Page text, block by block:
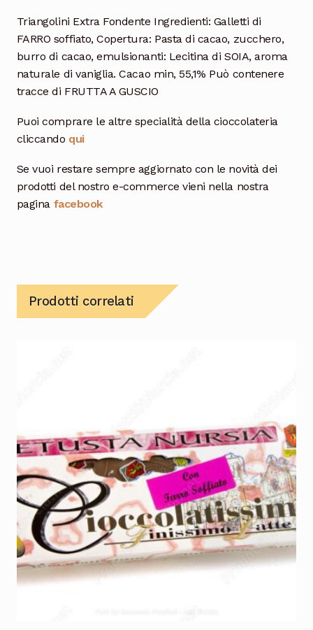
Triangolini Extra Fondente Ingredienti: Galletti di
FARRO soffiato, Copertura: Pasta di cacao, zucchero,
burro di cacao, emulsionanti: Lecitina di SOIA, aroma
naturale di vaniglia. Cacao min, 55,1% Può contenere
tracce di FRUTTA A GUSCIO
Puoi comprare le altre specialità della cioccolateria
cliccando qui
Se vuoi restare sempre aggiornato con le novità dei
prodotti del nostro e-commerce vieni nella nostra
pagina facebook
Prodotti correlati